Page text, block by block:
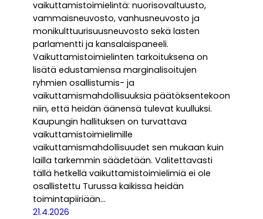
vaikuttamistoimielintä: nuorisovaltuusto,
vammaisneuvosto, vanhusneuvosto ja
monikulttuurisuusneuvosto sekä lasten
parlamentti ja kansalaispaneeli.
Vaikuttamistoimielinten tarkoituksena on
lisätä edustamiensa marginalisoitujen
ryhmien osallistumis- ja
vaikuttamismahdollisuuksia päätöksentekoon
niin, että heidän äänensä tulevat kuulluksi.
Kaupungin hallituksen on turvattava
vaikuttamistoimielimille
vaikuttamismahdollisuudet sen mukaan kuin
lailla tarkemmin säädetään. Valitettavasti
tällä hetkellä vaikuttamistoimielimiä ei ole
osallistettu Turussa kaikissa heidän
toimintapiiriään…
21.4.2026